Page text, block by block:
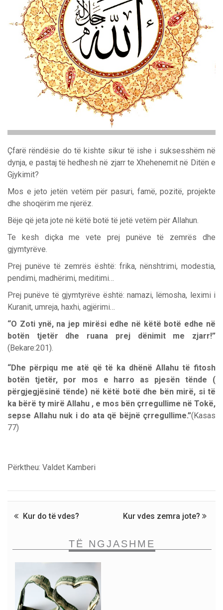
Çfarë rëndësie do të kishte sikur të ishe i suksesshëm në
dynja, e pastaj të hedhesh në zjarr te Xhehenemit në Ditën e
Gjykimit?
Mos e jeto jetën vetëm për pasuri, famë, pozitë, projekte
dhe shoqërim me njerëz.
Bëje që jeta jote në këtë botë të jetë vetëm për Allahun.
Te kesh diçka me vete prej punëve të zemrës dhe
gjymtyrëve.
Prej punëve të zemrës është: frika, nënshtrimi, modestia,
pendimi, madhërimi, meditimi…
Prej punëve të gjymtyrëve është: namazi, lëmosha, leximi i
Kuranit, umreja, haxhi, agjërimi…
“O Zoti ynë, na jep mirësi edhe në këtë botë edhe në
botën tjetër dhe ruana prej dënimit me zjarr!”
(Bekare:201).
“Dhe përpiqu me atë që të ka dhënë Allahu të fitosh
botën tjetër, por mos e harro as pjesën tënde (
përgjegjësinë tënde) në këtë botë dhe bën mirë, si të
ka bërë ty mirë Allahu , e mos bën çrregullime në Tokë,
sepse Allahu nuk i do ata që bëjnë çrregullime.”(Kasas
77)
Përktheu: Valdet Kamberi
Kur do të vdes? Kur vdes zemra jote?
TË NGJASHME